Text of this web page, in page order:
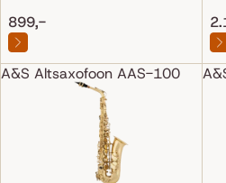
899,-
A&S Altsaxofoon AAS-100